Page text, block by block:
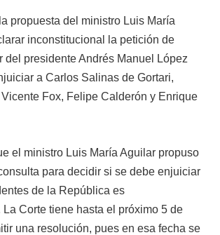
propuesta del ministro Luis María
inconstitucional la petición de
del presidente Andrés Manuel López
a Carlos Salinas de Gortari,
Fox, Felipe Calderón y Enrique
el ministro Luis María Aguilar propuso
para decidir si se debe enjuiciar
de la República es
Corte tiene hasta el próximo 5 de
una resolución, pues en esa fecha se